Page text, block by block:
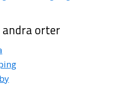
andra orter